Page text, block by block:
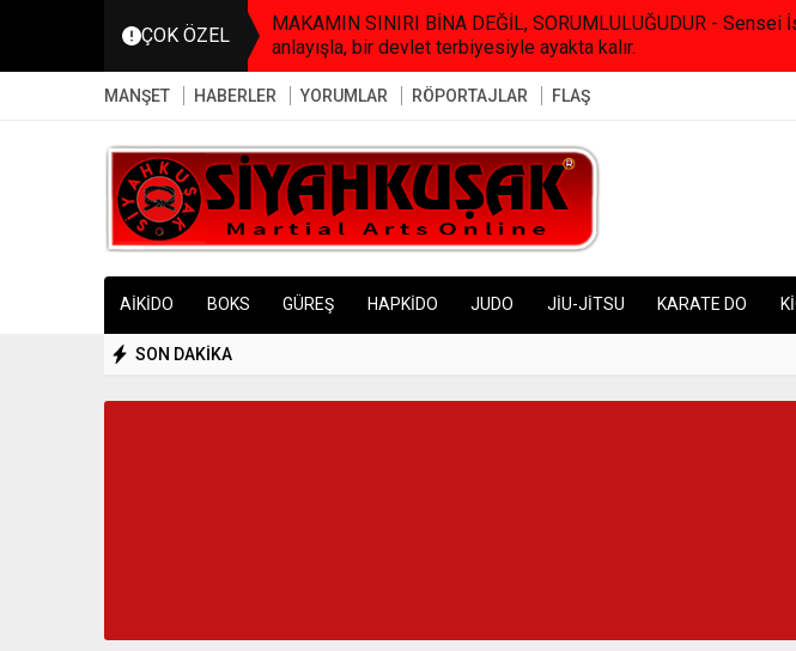
ÇOK ÖZEL
MAKAMIN SINIRI BİNA DEĞİL, SORUMLULUĞUDUR -
anlayışla, bir devlet terbiyesiyle ayakta kalır.
MANŞET HABERLER YORUMLAR RÖPORTAJLAR FLAŞ
AİKİDO BOKS GÜREŞ HAPKİDO JUDO JİU-JİTSU KARATE DO
SON DAKİKA